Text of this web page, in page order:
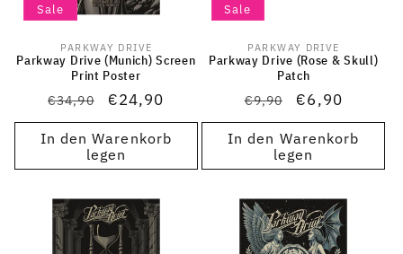
Sale
Anbieter:
PARKWAY DRIVE
Parkway Drive (Munich) Screen
Print Poster
Normaler
Preis
€34,90 Verkaufspreis
€24,90
In den Warenkorb
legen
Sale
Anbieter:
PARKWAY DRIVE
Parkway Drive (Rose & Skull)
Patch
Normaler
Preis
€9,90 Verkaufspreis
€6,90
In den Warenkorb
legen